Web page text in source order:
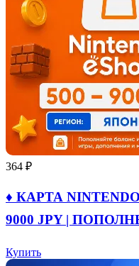
364 ₽
♦️ КАРТА
9000 JPY |
Купить